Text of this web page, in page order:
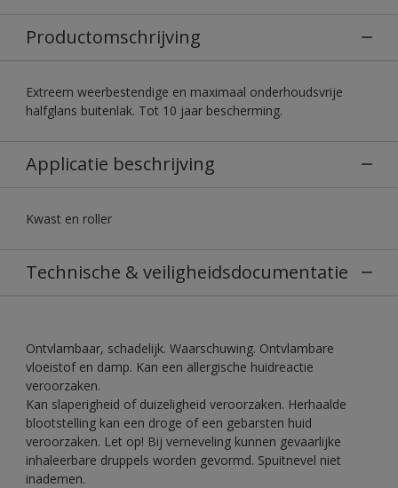
Productomschrijving
Extreem weerbestendige en maximaal onderhoudsvrije
halfglans buitenlak. Tot 10 jaar bescherming.
Applicatie beschrijving
Kwast en roller
Technische & veiligheidsdocumentatie
Ontvlambaar, schadelijk. Waarschuwing. Ontvlambare
vloeistof en damp. Kan een allergische huidreactie
veroorzaken.
Kan slaperigheid of duizeligheid veroorzaken. Herhaalde
blootstelling kan een droge of een gebarsten huid
veroorzaken. Let op! Bij verneveling kunnen gevaarlijke
inhaleerbare druppels worden gevormd. Spuitnevel niet
inademen.